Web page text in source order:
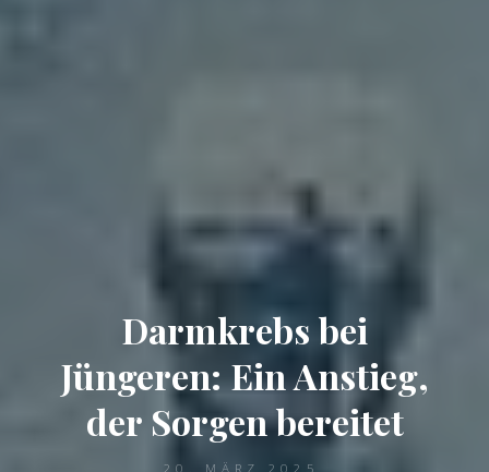
Darmkrebs bei
Jüngeren: Ein Anstieg,
der Sorgen bereitet
20. MÄRZ 2025